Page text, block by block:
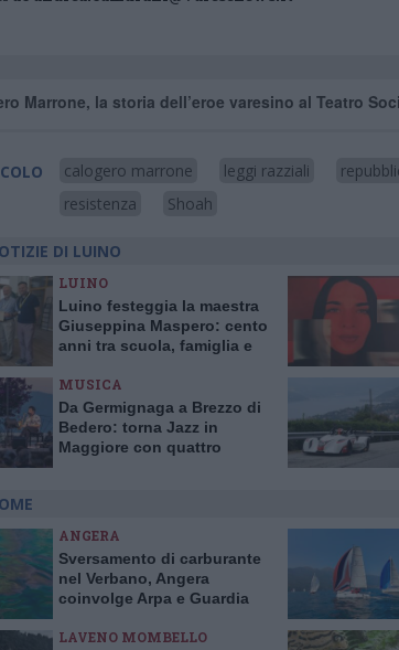
Marrone, la storia dell’eroe varesino al Teatro
calogero marrone leggi razziali
resistenza
Shoah
DI LUINO
LUINO
Luino festeggia la maestra
Giuseppina Maspero: cento
anni tra scuola, famiglia e
MUSICA
Da Germignaga a Brezzo di
Bedero: torna Jazz in
Maggiore con quattro
ANGERA
Sversamento di carburante
nel Verbano, Angera
coinvolge Arpa e Guardia
LAVENO MOMBELLO